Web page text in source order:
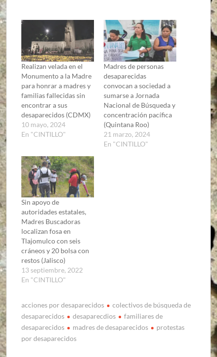
Realizan velada en el
Monumento a la Madre
para honrar a madres y
familias fallecidas sin
encontrar a sus
desaparecidos (CDMX)
10 mayo, 2024
En "CINTILLO"
Madres de personas
desaparecidas
convocan a sociedad a
sumarse a Jornada
Nacional de Búsqueda y
concentración pacífica
(Quintana Roo)
21 marzo, 2024
En "CINTILLO"
Sin apoyo de
autoridades estatales,
Madres Buscadoras
localizan fosa en
Tlajomulco con seis
cráneos y 20 bolsa con
restos (Jalisco)
13 septiembre, 2022
En "CINTILLO"
acciones por desaparecidos
colectivos de búsqueda de
desaparecidos
desaparecdios
familiares de
desaparecidos
madres de desaparecidos
protestas
por desaparecidos